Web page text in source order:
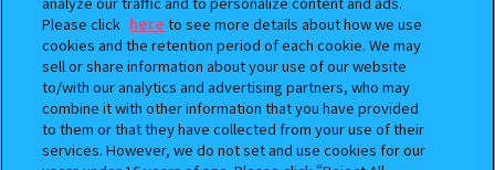
ガシャポンどこ？
アンケート
ウェブアクセシビリティ方針
Please click here to see more details about how we use
cookies and the retention period of each cookie. We may
sell or share information about your use of our website
to/with our analytics and advertising partners, who may
combine it with other information that you have provided
to them or that they have collected from your use of their
services. However, we do not set and use cookies for our